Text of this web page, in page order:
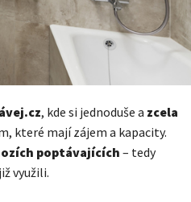
, kde si jednoduše a zcela
které mají zájem a kapacity.
poptávajících– tedy
využili.